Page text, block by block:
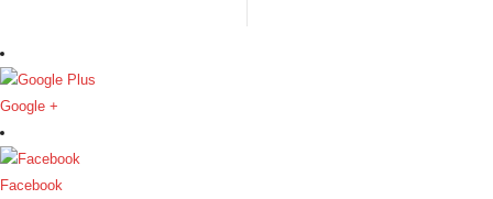
Google +
Facebook